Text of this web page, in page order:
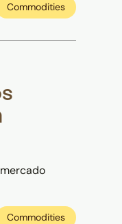
Commodities
Commodities